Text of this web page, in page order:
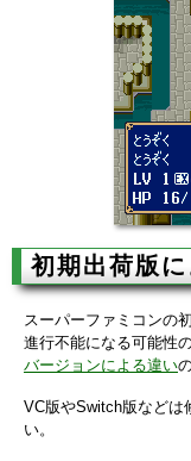
初期出荷版
スーパーファミコンの
進行不能になる可能性
バージョンによる違い
VC版やSwitch版などは
い。